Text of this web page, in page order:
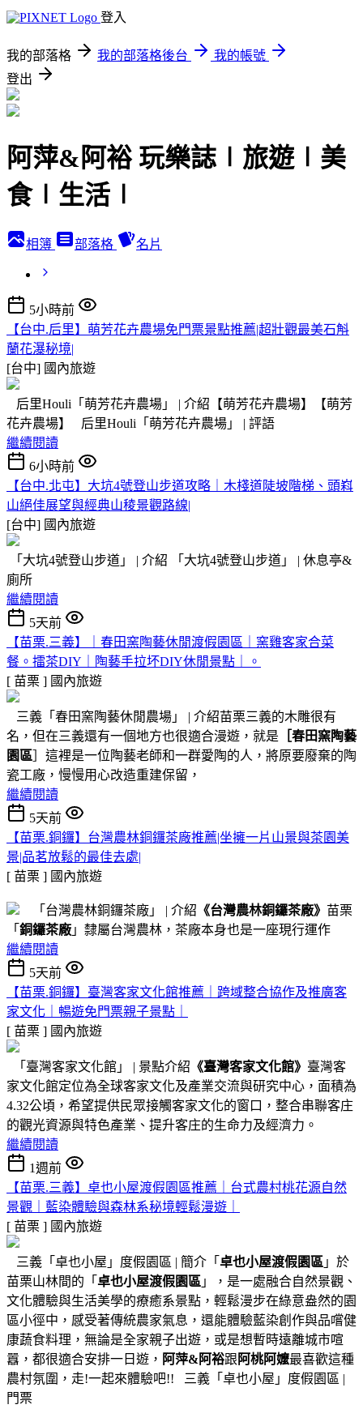
登入
我的部落格 我的部落格後台
我的帳號
登出
阿萍&阿裕 玩樂誌∣旅遊∣美
食∣生活∣
相簿 部落格 名片
5小時前
【台中.后里】萌芳花卉農場免門票景點推薦|超壯觀最美石斛
蘭花瀑秘境|
[台中] 國內旅遊
后里Houli「萌芳花卉農場」 | 介紹【萌芳花卉農場】【萌芳
花卉農場】 后里Houli「萌芳花卉農場」 | 評語
繼續閱讀
6小時前
【台中.北屯】大坑4號登山步道攻略｜木棧道陡坡階梯、頭嵙
山絕佳展望與經典山稜景觀路線|
[台中] 國內旅遊
「大坑4號登山步道」 | 介紹 「大坑4號登山步道」 | 休息亭&
廁所
繼續閱讀
5天前
【苗栗.三義】｜春田窯陶藝休閒渡假園區｜窯雞客家合菜
餐。擂茶DIY｜陶藝手拉坏DIY休閒景點｜。
[ 苗栗 ] 國內旅遊
三義「春田窯陶藝休閒農場」 | 介紹苗栗三義的木雕很有
名，但在三義還有一個地方也很適合漫遊，就是 ［春田窯陶藝
園區 ］這裡是一位陶藝老師和一群愛陶的人，將原要廢棄的陶
瓷工廠，慢慢用心改造重建保留，
繼續閱讀
5天前
【苗栗.銅鑼】台灣農林銅鑼茶廠推薦|坐擁一片山景與茶園美
景|品茗放鬆的最佳去處|
[ 苗栗 ] 國內旅遊
「台灣農林銅鑼茶廠」 | 介紹 《台灣農林銅鑼茶廠》 苗栗
「 銅鑼茶廠 」隸屬台灣農林，茶廠本身也是一座現行運作
繼續閱讀
5天前
【苗栗.銅鑼】臺灣客家文化館推薦｜跨域整合協作及推廣客
家文化｜暢遊免門票親子景點｜
[ 苗栗 ] 國內旅遊
「臺灣客家文化館」 | 景點介紹 《臺灣客家文化館》 臺灣客
家文化館定位為全球客家文化及產業交流與研究中心，面積為
4.32公頃，希望提供民眾接觸客家文化的窗口，整合串聯客庄
的觀光資源與特色產業、提升客庄的生命力及經濟力。
繼續閱讀
1週前
【苗栗.三義】卓也小屋渡假園區推薦｜台式農村桃花源自然
景觀｜藍染體驗與森林系秘境輕鬆漫遊｜
[ 苗栗 ] 國內旅遊
三義「卓也小屋」度假園區 | 簡介「 卓也小屋渡假園區 」於
苗栗山林間的「 卓也小屋渡假園區 」，是一處融合自然景觀、
文化體驗與生活美學的療癒系景點，輕鬆漫步在綠意盎然的園
區小徑中，感受著傳統農家氣息，還能體驗藍染創作與品嚐健
康蔬食料理，無論是全家親子出遊，或是想暫時遠離城市喧
囂，都很適合安排一日遊， 阿萍&阿裕跟 阿桃阿嬤最喜歡這種
農村氛圍，走!一起來體驗吧!! 三義「卓也小屋」度假園區 |
門票